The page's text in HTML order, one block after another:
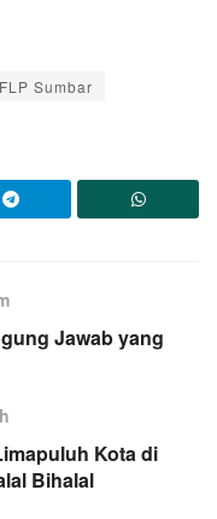
FLP Sumbar
Jawab yang
Kota di
Bihalal